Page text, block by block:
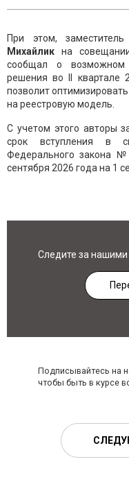
При этом,
Михайлик на
сообщал о возможном
решения во II квартале
позволит
на реестровую модель.
С учетом этого авторы
срок вступления в
Федерального закона
сентября 2026 года на 1
Следите за
Подписывайтесь на
чтобы быть в курсе